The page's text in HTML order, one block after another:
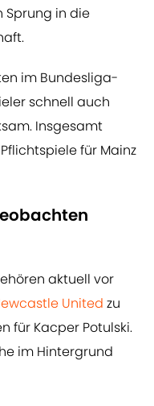
Sprung in die
im Bundesliga-
schnell auch
Insgesamt
für Mainz
aktuell vor
United zu
für Kacper Potulski.
im Hintergrund